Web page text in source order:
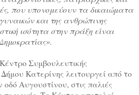
που υπονομεύουν τα δικαιώματα
και της ανθρώπινης
ισότητα στην πράξη είναι
Συμβουλευτικής
Κατερίνης λειτουργεί από το
οδό Αυγουστίνου, στις παλιές